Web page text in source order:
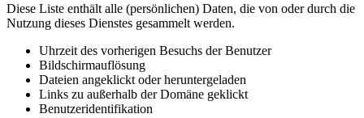
Diese Liste enthält alle (persönlichen) Daten, die von oder durch die
Nutzung dieses Dienstes gesammelt werden.
Uhrzeit des vorherigen Besuchs der Benutzer
Bildschirmauflösung
Dateien angeklickt oder heruntergeladen
Links zu außerhalb der Domäne geklickt
Benutzeridentifikation